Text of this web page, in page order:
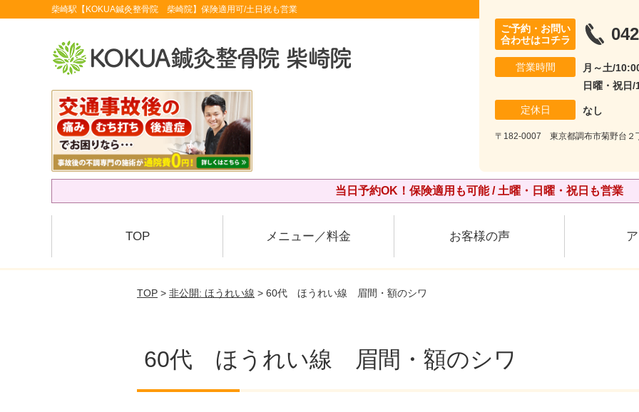
柴崎駅【KOKUA鍼灸整骨院 柴崎院】保険適用可/土日祝も営業
ご予約・お問い
合わせはコチラ
営業時間
月～土/
日曜・祝日
定休日 なし
〒182-0007 東京都調布市菊野台２
当日予約OK！保険適用も可能 / 土曜・日曜・祝日も営業
TOP メニュー／料金 お客様の声
TOP > 非公開: ほうれい線 > 60代 ほうれい線 眉間・額のシワ
60代 ほうれい線 眉間・額のシワ